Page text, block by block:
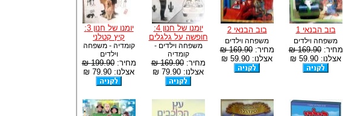
בוב הבנאי 1
משפחה וילדים
מחיר:169.90 ₪
אצלנו: 59.90 ₪
בוב הבנאי 2
משפחה וילדים
מחיר:169.90 ₪
אצלנו: 59.90 ₪
יומנו של חנון 4:
חופשה על גלגלים
משפחה וילדים -
קומדיה
מחיר:169.90 ₪
אצלנו: 79.90 ₪
יומנו של חנון 3:
קיץ קטלני
קומדיה - משפחה
וילדים
מחיר:199.90 ₪
אצלנו: 79.90 ₪